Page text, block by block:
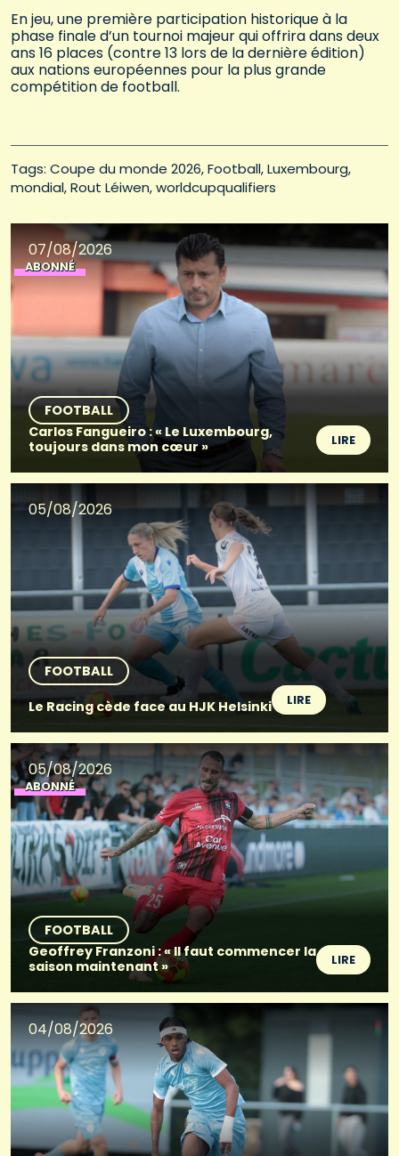
En jeu, une première participation historique à la
phase finale d’un tournoi majeur qui offrira dans deux
ans 16 places (contre 13 lors de la dernière édition)
aux nations européennes pour la plus grande
compétition de football.
Tags: Coupe du monde 2026 Football Luxembourg
mondial Rout Léiwen worldcupqualifiers
07/08/2026
ABONNÉ
FOOTBALL
Carlos Fangueiro : « Le Luxembourg,
toujours dans mon cœur »
LIRE
05/08/2026
FOOTBALL
Le Racing cède face au HJK Helsinki
LIRE
05/08/2026
ABONNÉ
FOOTBALL
Geoffrey Franzoni : « Il faut commencer la
saison maintenant »
LIRE
04/08/2026